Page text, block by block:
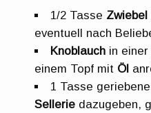
1/2 Tasse Zwiebel
eventuell nach
Knoblauch in
einem Topf mit Öl
1 Tasse geriebene
Sellerie dazugeben,